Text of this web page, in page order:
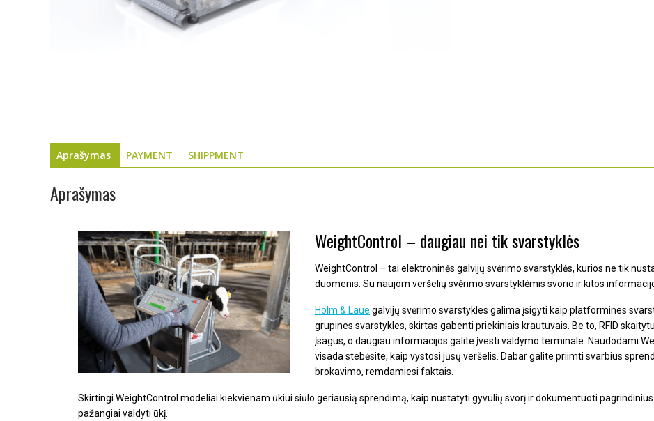
Aprašymas PAYMENT SHIPPMENT
Aprašymas
WeightControl – daugiau nei tik svarstyklės
WeightControl – tai elektroninės galvijų svėrimo svarstyklės, kurios ne tik
duomenis. Su naujom veršelių svėrimo svarstyklėmis svorio ir kitos
Holm & Laue galvijų svėrimo svarstykles galima įsigyti kaip platformines
grupines svarstykles, skirtas gabenti priekiniais krautuvais. Be to, RFID
įsagus, o daugiau informacijos galite įvesti valdymo terminale. Naudodami
visada stebėsite, kaip vystosi jūsų veršelis. Dabar galite priimti svarbius
brokavimo, remdamiesi faktais.
Skirtingi WeightControl modeliai kiekvienam ūkiui siūlo geriausią sprendimą, kaip nustatyti gyvulių svorį ir dokumentuoti pagrindinius
pažangiai valdyti ūkį.